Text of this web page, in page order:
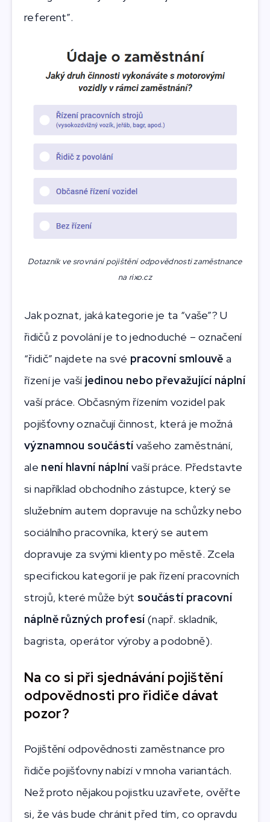
referent”.
Dotazník ve srovnání pojištění odpovědnosti zaměstnance
na rixo.cz
Jak poznat, jaká kategorie je ta “vaše”? U
řidičů z povolání je to jednoduché – označení
“řidič” najdete na své pracovní smlouvě a
řízení je vaší jedinou nebo převažující náplní
vaší práce. Občasným řízením vozidel pak
pojišťovny označují činnost, která je možná
významnou součástívašeho zaměstnání,
ale není hlavní náplnívaší práce. Představte
si například obchodního zástupce, který se
služebním autem dopravuje na schůzky nebo
sociálního pracovníka, který se autem
dopravuje za svými klienty po městě. Zcela
specifickou kategorií je pak řízení pracovních
strojů, které může být součástí pracovní
náplně různých profesí(např. skladník,
bagrista, operátor výroby a podobně).
Na co si při sjednávání pojištění
odpovědnosti pro řidiče dávat
pozor?
Pojištění odpovědnosti zaměstnance pro
řidiče pojišťovny nabízí v mnoha variantách.
Než proto nějakou pojistku uzavřete, ověřte
si, že vás bude chránit před tím, co opravdu